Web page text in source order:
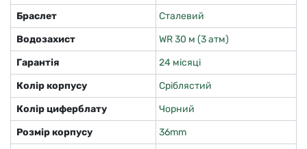
Браслет
Сталевий
Водозахист
WR 30 м (3 атм)
Гарантія
24 місяці
Колір корпусу
Сріблястий
Колір циферблату
Чорний
Розмір корпусу
36mm